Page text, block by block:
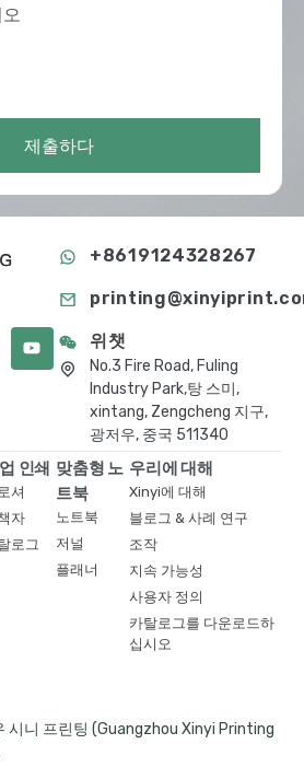
제출하다
+8619124328267
위챗
No.3 Fire Road, Fuling
Industry Park,탕 스미,
xintang, Zengcheng 지구,
광저우, 중국 511340
인쇄
셔
자
로그
맞춤형 노
트북
노트북
저널
플래너
우리에 대해
Xinyi에 대해
블로그 & 사례 연구
조작
지속 가능성
사용자 정의
카탈로그를 다운로드하
십시오
니 프린팅 (Guangzhou Xinyi Printing